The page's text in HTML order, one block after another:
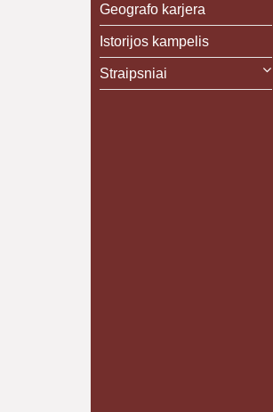
Geografo karjera
Istorijos kampelis
Straipsniai